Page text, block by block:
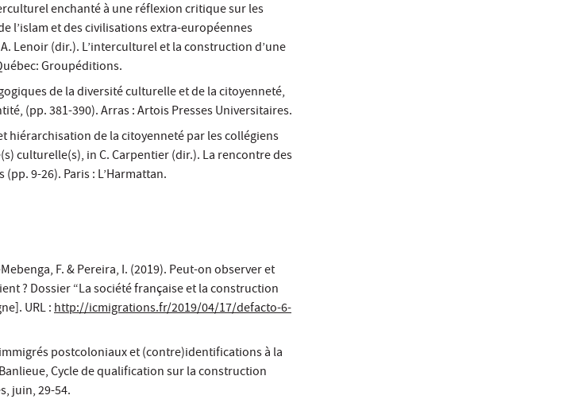
enchanté à une réflexion critique sur les
l’islam et des civilisations extra-européennes
Lenoir (dir.). L’interculturel et la construction d’une
Groupéditions.
de la diversité culturelle et de la citoyenneté,
(pp. 381-390). Arras : Artois Presses Universitaires.
hiérarchisation de la citoyenneté par les collégiens
culturelle(s), in C. Carpentier (dir.). La rencontre des
9-26). Paris : L’Harmattan.
F. & Pereira, I. (2019). Peut-on observer et
? Dossier “La société française et la construction
URL :http://icmigrations.fr/2019/04/17/defacto-6-
postcoloniaux et (contre)identifications à la
Cycle de qualification sur la construction
juin, 29-54.